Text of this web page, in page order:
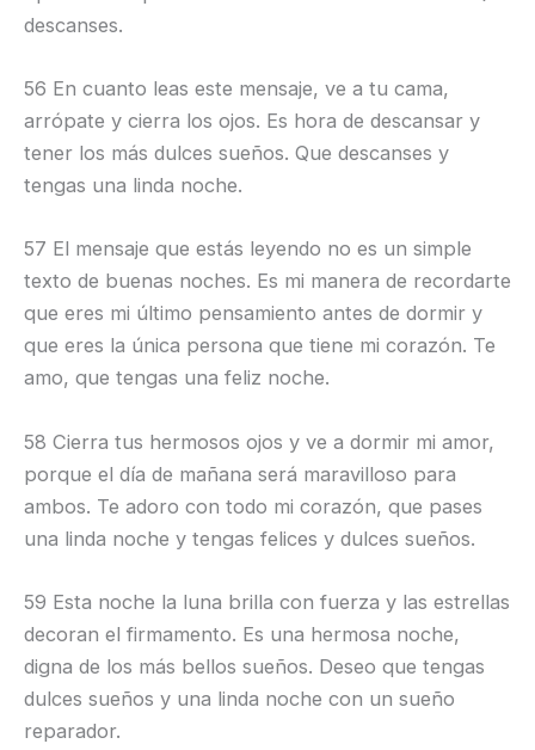
descanses.
56 En cuanto leas este mensaje, ve a tu cama,
arrópate y cierra los ojos. Es hora de descansar y
tener los más dulces sueños. Que descanses y
tengas una linda noche.
57 El mensaje que estás leyendo no es un simple
texto de buenas noches. Es mi manera de recordarte
que eres mi último pensamiento antes de dormir y
que eres la única persona que tiene mi corazón. Te
amo, que tengas una feliz noche.
58 Cierra tus hermosos ojos y ve a dormir mi amor,
porque el día de mañana será maravilloso para
ambos. Te adoro con todo mi corazón, que pases
una linda noche y tengas felices y dulces sueños.
59 Esta noche la luna brilla con fuerza y las estrellas
decoran el firmamento. Es una hermosa noche,
digna de los más bellos sueños. Deseo que tengas
dulces sueños y una linda noche con un sueño
reparador.